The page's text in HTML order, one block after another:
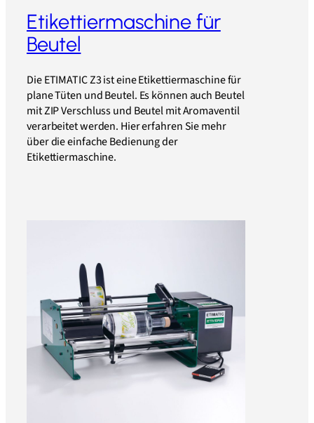
Etikettiermaschine für
Beutel
Die ETIMATIC Z3 ist eine Etikettiermaschine für
plane Tüten und Beutel. Es können auch Beutel
mit ZIP Verschluss und Beutel mit Aromaventil
verarbeitet werden. Hier erfahren Sie mehr
über die einfache Bedienung der
Etikettiermaschine.